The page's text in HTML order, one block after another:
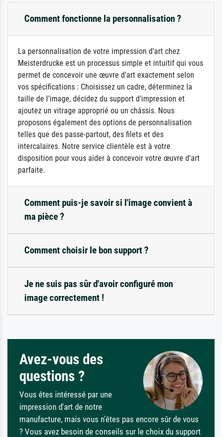
Comment fonctionne la personnalisation ?
La personnalisation de votre impression d'art chez
Meisterdrucke est un processus simple et intuitif qui vous
permet de concevoir une œuvre d'art exactement selon
vos spécifications : Choisissez un cadre, déterminez la
taille de l'image, décidez du support d'impression et
ajoutez un vitrage approprié ou un châssis. Nous
proposons également des options de personnalisation
telles que des passe-partout, des filets et des
intercalaires. Notre service clientèle est à votre
disposition pour vous aider à concevoir votre œuvre d'art
parfaite.
Comment puis-je savoir si l'image convient à
ma pièce ?
Comment choisir le bon support ?
Je ne suis pas sûr d'avoir configuré mon
image correctement !
Avez-vous des
questions ?
Vous êtes intéressé par une
impression d'art de notre
manufacture, mais vous n'êtes pas encore sûr de vous
? Vous avez besoin de conseils sur le choix du support